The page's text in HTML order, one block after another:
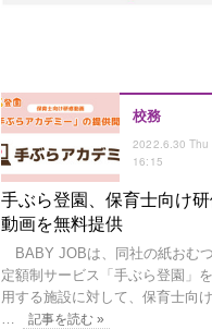
校務
2022.6.30 Thu
16:15
手ぶら登園、保育士向け研
動画を無料提供
BABY JOBは、同社の紙おむ
定額制サービス「手ぶら登園」
用する施設に対して、保育士向け
…
記事を読む »